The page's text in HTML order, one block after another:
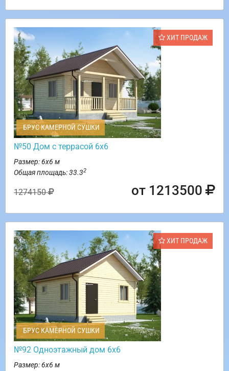
ХИТ ПРОДАЖ
БРУС КАМЕРНОЙ СУШКИ
№50 Дом с террасой 6х6
Размер: 6х6 м
Общая площадь: 33.32
1274150 от 1213500
ХИТ ПРОДАЖ
БРУС КАМЕРНОЙ СУШКИ
№92 Одноэтажный дом 6х6
Размер: 6х6 м